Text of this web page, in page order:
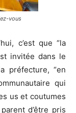
vous
c’est que “la
invitée dans le
préfecture, “en
qui
us et coutumes
d’être pris